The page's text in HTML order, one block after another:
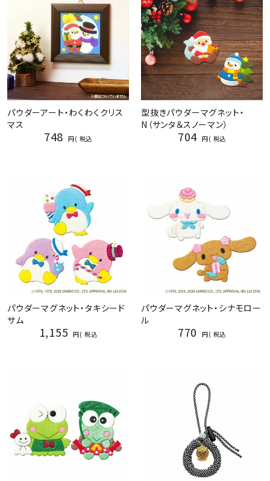
パウダーアート・わくわくクリス
マス
748 税込
型抜きパウダーマグネット・
N（サンタ＆スノーマン）
704 税込
パウダーマグネット・タキシード
サム
1,155 税込
パウダーマグネット・シナモロー
ル
770 税込